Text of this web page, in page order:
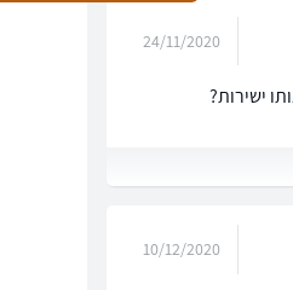
24/11/2020
ישירות?
10/12/2020